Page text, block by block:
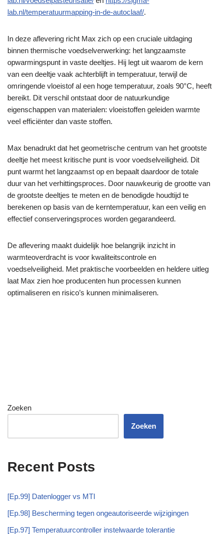
lab.nl/temperatuurmapping-in-de-autoclaaf/.
In deze aflevering richt Max zich op een cruciale uitdaging
binnen thermische voedselverwerking: het langzaamste
opwarmingspunt in vaste deeltjes. Hij legt uit waarom de kern
van een deeltje vaak achterblijft in temperatuur, terwijl de
omringende vloeistof al een hoge temperatuur, zoals 90°C, heeft
bereikt. Dit verschil ontstaat door de natuurkundige
eigenschappen van materialen: vloeistoffen geleiden warmte
veel efficiënter dan vaste stoffen.
Max benadrukt dat het geometrische centrum van het grootste
deeltje het meest kritische punt is voor voedselveiligheid. Dit
punt warmt het langzaamst op en bepaalt daardoor de totale
duur van het verhittingsproces. Door nauwkeurig de grootte van
de grootste deeltjes te meten en de benodigde houdtijd te
berekenen op basis van de kerntemperatuur, kan een veilig en
effectief conserveringsproces worden gegarandeerd.
De aflevering maakt duidelijk hoe belangrijk inzicht in
warmteoverdracht is voor kwaliteitscontrole en
voedselveiligheid. Met praktische voorbeelden en heldere uitleg
laat Max zien hoe producenten hun processen kunnen
optimaliseren en risico’s kunnen minimaliseren.
Zoeken
Zoeken
Recent Posts
[Ep.99] Datenlogger vs MTI
[Ep.98] Bescherming tegen ongeautoriseerde wijzigingen
[Ep.97] Temperatuurcontroller instelwaarde tolerantie